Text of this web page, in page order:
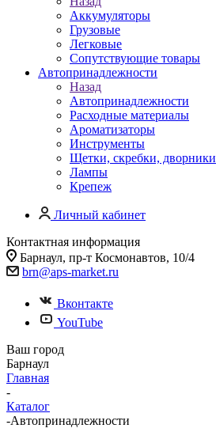
Аккумуляторы
Грузовые
Легковые
Сопутствующие товары
Автопринадлежности
Назад
Автопринадлежности
Расходные материалы
Ароматизаторы
Инструменты
Щетки, скребки, дворники
Лампы
Крепеж
Личный кабинет
Контактная информация
Барнаул, пр-т Космонавтов, 10/4
brn@aps-market.ru
Вконтакте
YouTube
Ваш город
Барнаул
Главная
-
Каталог
-Автопринадлежности